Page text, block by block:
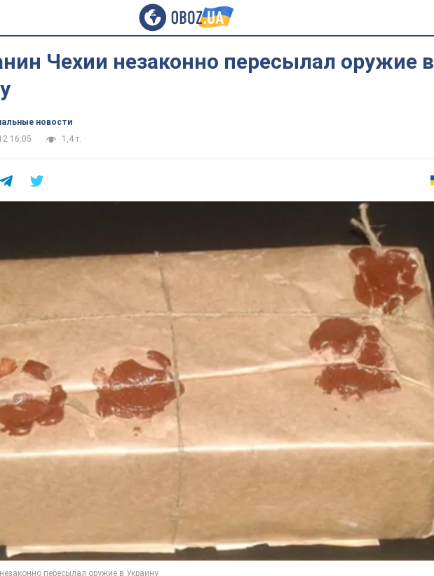
Чехии незаконно пересылал оружие в
новости
16:05
1,4 т.